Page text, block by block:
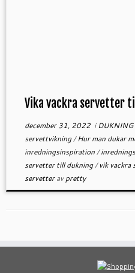
Vika vackra servetter
december 31, 2022i
servettvikning/Hur man dukar
inredningsinspiration/
servetter till dukning/vik
servetteravpretty